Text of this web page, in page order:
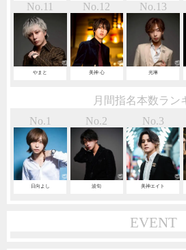
No.11
やまと
No.12
美神 心
No.13
光琳
月間指名本数ラン
No.1
日向よし
No.2
波旬
No.3
美神エイト
EVENT